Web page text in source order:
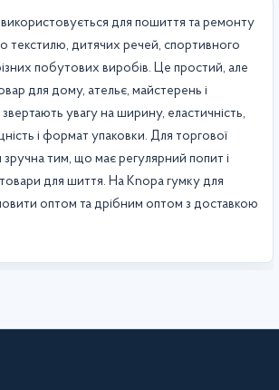
використовується для пошиття та ремонту
текстилю, дитячих речей, спортивного
побутових виробів. Це простий, але
для дому, ательє, майстерень і
звертають увагу на ширину, еластичність,
і формат упаковки. Для торгової
зручна тим, що має регулярний попит і
для шиття. На Knopa гумку для
оптом та дрібним оптом з доставкою